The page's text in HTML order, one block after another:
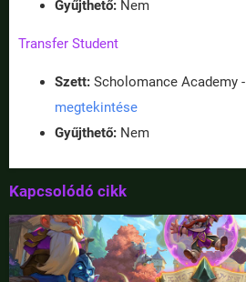
Gyűjthető: Nem
Transfer Student
Szett: Scholomance Academy -
megtekintése
Gyűjthető: Nem
Kapcsolódó cikk